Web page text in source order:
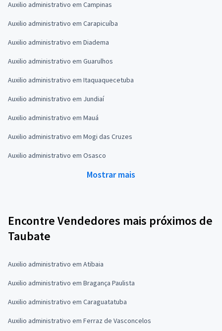
Auxilio administrativo em Campinas
Auxilio administrativo em Carapicuíba
Auxilio administrativo em Diadema
Auxilio administrativo em Guarulhos
Auxilio administrativo em Itaquaquecetuba
Auxilio administrativo em Jundiaí
Auxilio administrativo em Mauá
Auxilio administrativo em Mogi das Cruzes
Auxilio administrativo em Osasco
Mostrar mais
Encontre Vendedores mais próximos de
Taubate
Auxilio administrativo em Atibaia
Auxilio administrativo em Bragança Paulista
Auxilio administrativo em Caraguatatuba
Auxilio administrativo em Ferraz de Vasconcelos